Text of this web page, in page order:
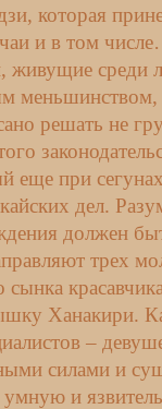
которая
и в том
живущие среди
меньшинством,
решать не
еще при
дел.
должен
трех
сынка
Ханакири.
–
силами и
и